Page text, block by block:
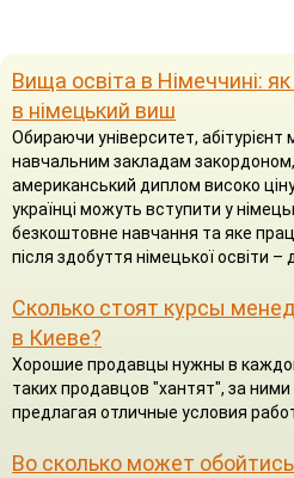
Вища освіта в Німеччині:
в німецький виш
Обираючи університет,
навчальним закладам
американський диплом високо
українці можуть вступити у
безкоштовне навчання та яке
після здобуття німецької освіти –
Сколько стоят курсы
в Киеве?
Хорошие продавцы нужны в
таких продавцов "хантят", за
предлагая отличные условия
Во сколько может